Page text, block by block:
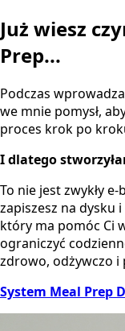
Już wiesz
Prep...
Podczas
we mnie pomysł,
proces krok po
I dlatego
To nie jest zwykły
zapiszesz na dysku
który ma pomóc Ci
ograniczyć
zdrowo, odżywczo i
System Meal Prep